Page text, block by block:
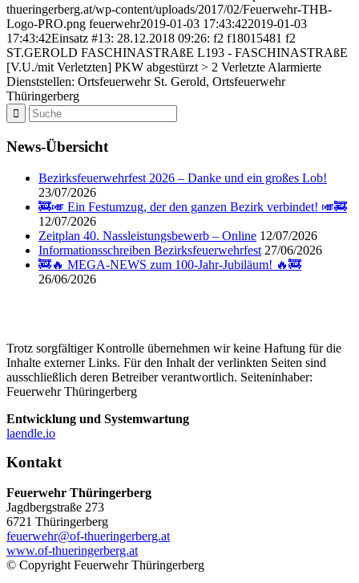
thueringerberg.at/wp-content/uploads/2017/02/Feuerwehr-THB-
Logo-PRO.png feuerwehr2019-01-03 17:43:422019-01-03
17:43:42Einsatz #13: 28.12.2018 09:26: f2 f18015481 f2
ST.GEROLD FASCHINASTRAßE L193 - FASCHINASTRAßE
[V.U./mit Verletzten] PKW abgestürzt > 2 Verletzte Alarmierte
Dienststellen: Ortsfeuerwehr St. Gerold, Ortsfeuerwehr
Thüringerberg
News-Übersicht
Bezirksfeuerwehrfest 2026 – Danke und ein großes Lob!
23/07/2026
🚒🎺 Ein Festumzug, der den ganzen Bezirk verbindet! 🎺🚒
12/07/2026
Zeitplan 40. Nassleistungsbewerb – Online 12/07/2026
Informationsschreiben Bezirksfeuerwehrfest 27/06/2026
🚒🔥 MEGA-NEWS zum 100-Jahr-Jubiläum! 🔥🚒
26/06/2026
Trotz sorgfältiger Kontrolle übernehmen wir keine Haftung für die
Inhalte externer Links. Für den Inhalt der verlinkten Seiten sind
ausschließlich deren Betreiber verantwortlich. Seiteninhaber:
Feuerwehr Thüringerberg
Entwicklung und Systemwartung
laendle.io
Kontakt
Feuerwehr Thüringerberg
Jagdbergstraße 273
6721 Thüringerberg
feuerwehr@of-thueringerberg.at
www.of-thueringerberg.at
© Copyright Feuerwehr Thüringerberg